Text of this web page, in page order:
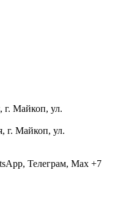
г. Майкоп, ул.
г. Майкоп, ул.
Телеграм, Мах +7